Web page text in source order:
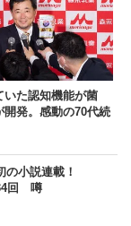
いた認知機能が菌
発。感動の70代続
小説連載！
回 噂